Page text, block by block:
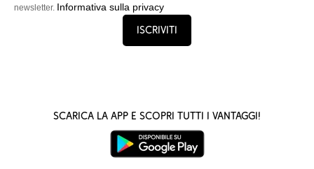
newsletter. Informativa sulla privacy
Iscriviti
Scarica la App e scopri tutti i vantaggi!